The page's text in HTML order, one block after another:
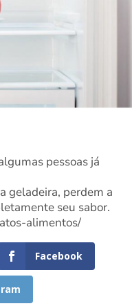
pessoas já
geladeira, perdem a
seu sabor.
alimentos/
Facebook